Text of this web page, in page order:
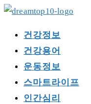
Skip
content
건강정보
건강용어
운동정보
스마트라이프
인간심리